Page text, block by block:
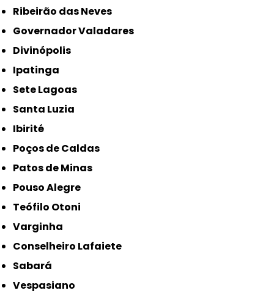
Ribeirão das Neves
Governador Valadares
Divinópolis
Ipatinga
Sete Lagoas
Santa Luzia
Ibirité
Poços de Caldas
Patos de Minas
Pouso Alegre
Teófilo Otoni
Varginha
Conselheiro Lafaiete
Sabará
Vespasiano